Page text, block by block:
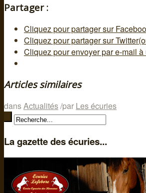
Partager :
Cliquez pour partager sur
Cliquez pour partager sur
Cliquez pour envoyer par e-mail
Articles similaires
dansActualités/par Les écuries
La gazette des écuries...